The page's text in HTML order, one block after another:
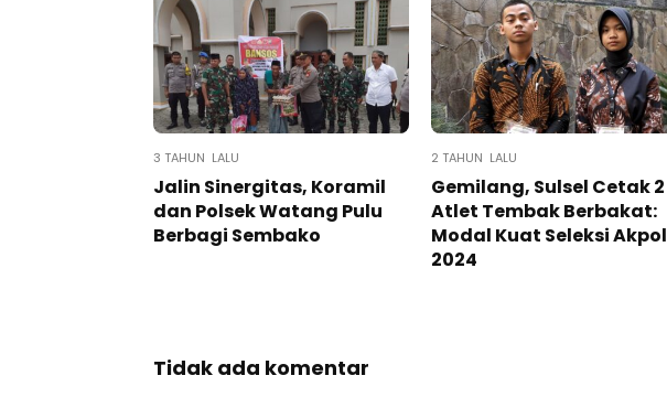
3 TAHUN LALU
Jalin Sinergitas, Koramil
dan Polsek Watang Pulu
Berbagi Sembako
2 TAHUN LALU
Gemilang, Sulsel Cetak 2
Atlet Tembak Berbakat:
Modal Kuat Seleksi Akpol
2024
Tidak ada komentar